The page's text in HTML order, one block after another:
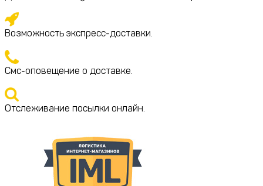
Возможность экспресс-доставки.
Смс-оповещение о доставке.
Отслеживание посылки онлайн.